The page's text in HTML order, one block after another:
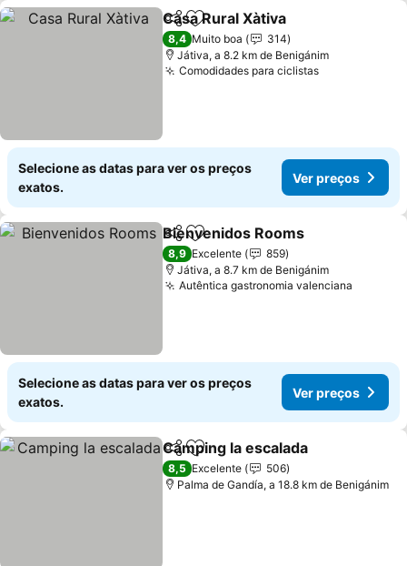
PartilharAdicionar aos favoritos
Casa Rural Xàtiva
8,4 Muito boa
314
Játiva, a 8.2 km de Benigánim
Comodidades para ciclistas
Selecione as datas para ver os preços
exatos.
Ver preços
PartilharAdicionar aos favoritos
Bienvenidos Rooms
8,9 Excelente
859
Játiva, a 8.7 km de Benigánim
Autêntica gastronomia valenciana
Selecione as datas para ver os preços
exatos.
Ver preços
PartilharAdicionar aos favoritos
Camping la escalada
8,5 Excelente
506
Palma de Gandía, a 18.8 km de Benigánim